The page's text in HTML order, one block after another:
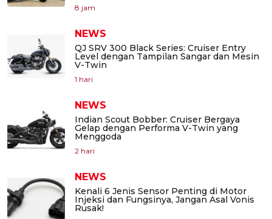
8 jam
NEWS
QJ SRV 300 Black Series: Cruiser Entry
Level dengan Tampilan Sangar dan Mesin
V-Twin
1 hari
NEWS
Indian Scout Bobber: Cruiser Bergaya
Gelap dengan Performa V-Twin yang
Menggoda
2 hari
NEWS
Kenali 6 Jenis Sensor Penting di Motor
Injeksi dan Fungsinya, Jangan Asal Vonis
Rusak!